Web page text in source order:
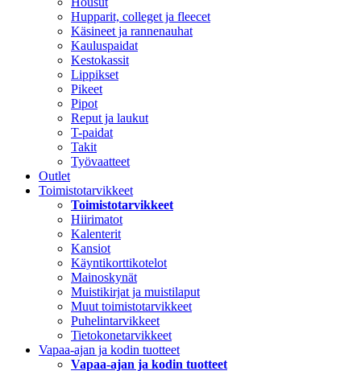
Hupparit, colleget ja fleecet
Käsineet ja rannenauhat
Kauluspaidat
Kestokassit
Lippikset
Pikeet
Pipot
Reput ja laukut
T-paidat
Takit
Työvaatteet
Outlet
Toimistotarvikkeet
Toimistotarvikkeet
Hiirimatot
Kalenterit
Kansiot
Käyntikorttikotelot
Mainoskynät
Muistikirjat ja muistilaput
Muut toimistotarvikkeet
Puhelintarvikkeet
Tietokonetarvikkeet
Vapaa-ajan ja kodin tuotteet
Vapaa-ajan ja kodin tuotteet